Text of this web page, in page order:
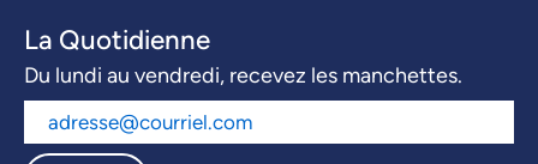
La Quotidienne
Du lundi au vendredi, recevez les manchettes.